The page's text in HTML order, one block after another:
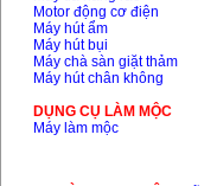
Motor động cơ điện
Máy hút ẩm
Máy hút bụi
Máy chà sàn giặt thảm
Máy hút chân không
DỤNG CỤ LÀM MỘC
Máy làm mộc